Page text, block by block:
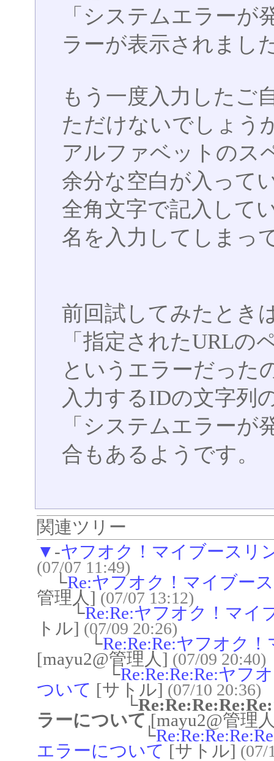
「システムエラーが
ラーが表示されまし
もう一度入力したご
ただけないでしょう
アルファベットのス
余分な空白が入って
全角文字で記入して
名を入力してしまっ
前回試してみたとき
「指定されたURLの
というエラーだった
入力するIDの文字列
「システムエラーが
合もあるようです。
関連ツリー
▼ -ヤフオク！マイブースリ
(07/07 11:49)
└Re:ヤフオク！マイブー
管理人] (07/07 13:12)
└Re:Re:ヤフオク！マイ
トル] (07/09 20:26)
└Re:Re:Re:ヤフオク
[mayu2@管理人] (07/09 20:40)
└Re:Re:Re:Re:ヤフ
ついて [サトル] (07/10 20:36)
└
ラーについて [mayu2@管理
└
エラーについて [サトル] (07/